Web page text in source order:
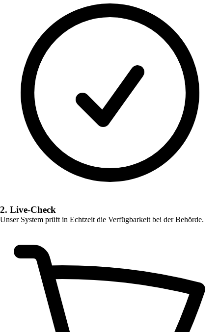
2. Live-Check
Unser System prüft in Echtzeit die Verfügbarkeit bei der Behörde.